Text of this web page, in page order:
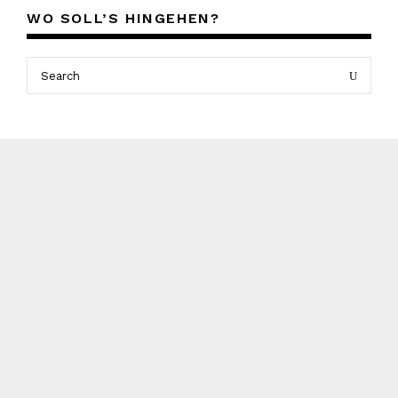
WO SOLL’S HINGEHEN?
Search